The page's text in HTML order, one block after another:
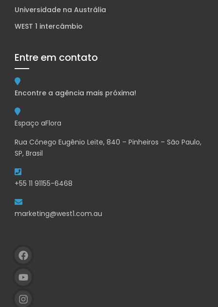
Universidade na Austrália
WEST 1 intercâmbio
Entre em contato
Encontre a agência mais próxima!
Espaço aFlora
Rua Cônego Eugênio Leite, 840 – Pinheiros – São Paulo,
SP, Brasil
+55 11 91155-6468
marketing@west1.com.au